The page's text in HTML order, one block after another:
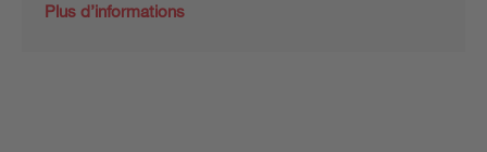
Plus d’informations